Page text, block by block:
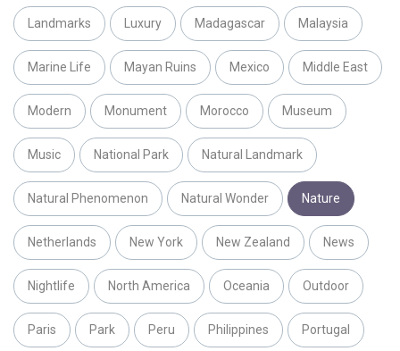
Landmarks Luxury Madagascar Malaysia
Marine Life Mayan Ruins Mexico Middle East
Modern Monument Morocco Museum
Music National Park Natural Landmark
Natural Phenomenon Natural Wonder Nature
Netherlands New York New Zealand News
Nightlife North America Oceania Outdoor
Paris Park Peru Philippines Portugal